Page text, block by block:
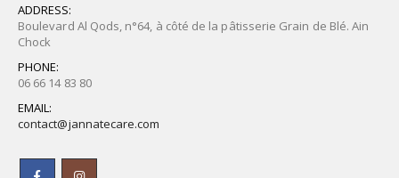
ADDRESS:
Boulevard Al Qods, n°64, à côté de la pâtisserie Grain de Blé. Ain
Chock
PHONE:
06 66 14 83 80
EMAIL:
contact@jannatecare.com